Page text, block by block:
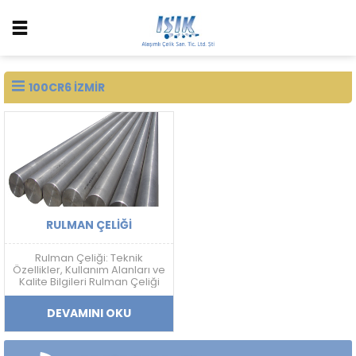
100CR6 IZMIR
RULMAN ÇELIĞI
Rulman Çeliği: Teknik
Özellikler, Kullanım Alanları ve
Kalite Bilgileri Rulman Çeliği
Nedir? Rulman çeliği; yüksek
sertlik, aşınma dayanımı,
yorulma direnci ve boyutsal
kararlılık gerektiren
uygulamalarda kullanılan
DEVAMINI OKU